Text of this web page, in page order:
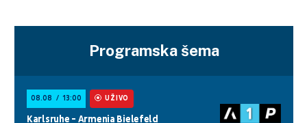
Programska šema